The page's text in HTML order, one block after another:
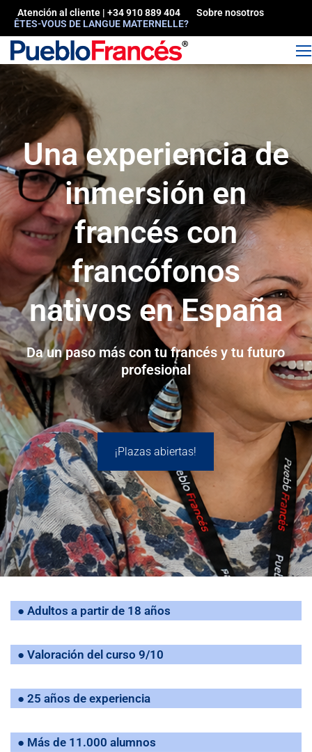
Atención al cliente | +34 910 889 404
Sobre nosotros
ÊTES-VOUS DE LANGUE MATERNELLE?
Una experiencia de
inmersión en
francés con
francófonos
nativos en España
Da un paso más con tu francés y tu futuro
profesional
¡Plazas abiertas!
● Adultos a partir de 18 años
● Valoración del curso 9/10
● 25 años de experiencia
● Más de 11.000 alumnos